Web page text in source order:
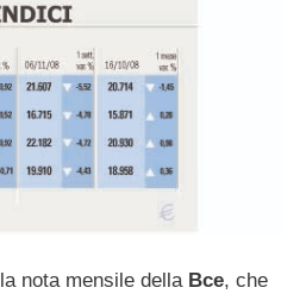
nota mensile della Bce, che